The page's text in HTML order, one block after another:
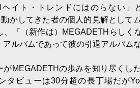
ヘイト・トレンドにはのらない
かしてきた者の個人的見解として
、「（新作は）MEGADETHらし
ルバムであって彼の引退アルバム
がMEGADETHの歩みを知り尽くし
タビューは30分超の長丁場だが